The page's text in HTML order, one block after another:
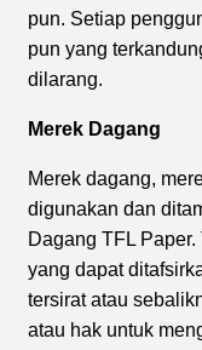
pun. Setiap
pun yang
dilarang.
Merek Dagang
Merek dagang,
digunakan dan
Dagang TFL
yang dapat
tersirat atau
atau hak untuk